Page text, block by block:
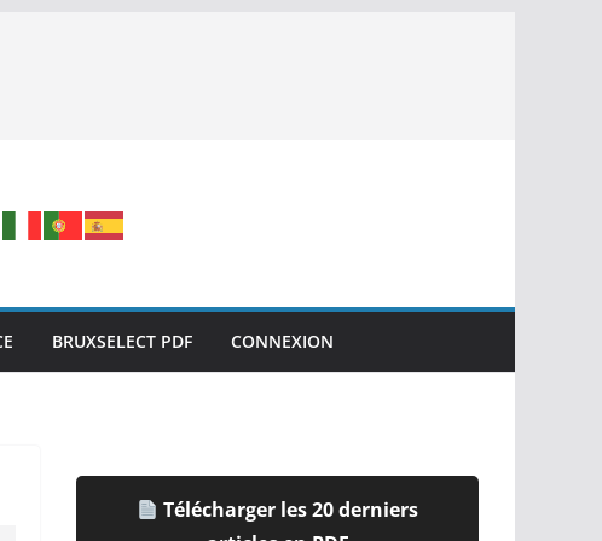
BRUXSELECT PDF CONNEXION
Télécharger les 20 derniers